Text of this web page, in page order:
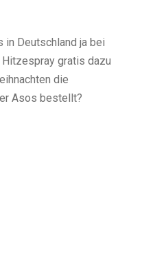
in Deutschland ja bei
gratis dazu
die
Asos bestellt?